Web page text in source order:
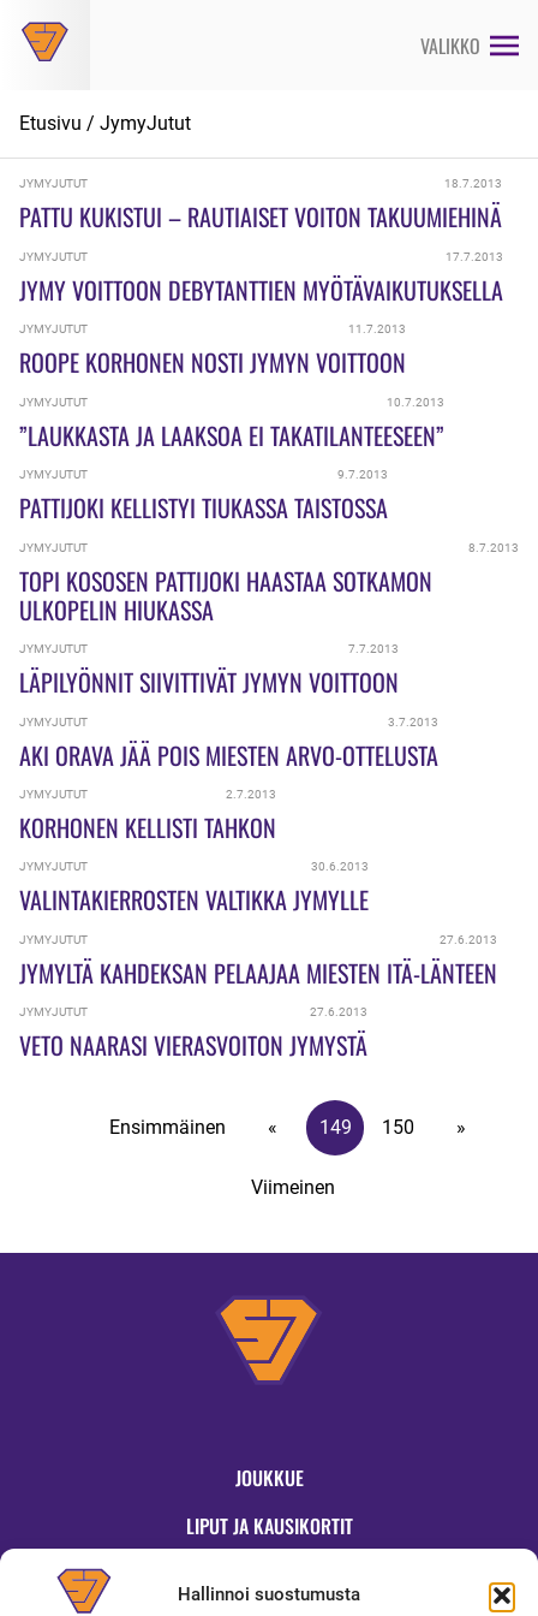
Hallinnoi suostumusta
suoraan
VALIKKO
Etusivu / JymyJutut
JYMYJUTUT 18.7.2013
PATTU KUKISTUI – RAUTIAISET VOITON TAKUUMIEHINÄ
JYMYJUTUT 17.7.2013
JYMY VOITTOON DEBYTANTTIEN MYÖTÄVAIKUTUKSELLA
JYMYJUTUT 11.7.2013
ROOPE KORHONEN NOSTI JYMYN VOITTOON
JYMYJUTUT 10.7.2013
”LAUKKASTA JA LAAKSOA EI TAKATILANTEESEEN”
JYMYJUTUT 9.7.2013
PATTIJOKI KELLISTYI TIUKASSA TAISTOSSA
JYMYJUTUT 8.7.2013
TOPI KOSOSEN PATTIJOKI HAASTAA SOTKAMON
ULKOPELIN HIUKASSA
JYMYJUTUT 7.7.2013
LÄPILYÖNNIT SIIVITTIVÄT JYMYN VOITTOON
JYMYJUTUT 3.7.2013
AKI ORAVA JÄÄ POIS MIESTEN ARVO-OTTELUSTA
JYMYJUTUT 2.7.2013
KORHONEN KELLISTI TAHKON
JYMYJUTUT 30.6.2013
VALINTAKIERROSTEN VALTIKKA JYMYLLE
JYMYJUTUT 27.6.2013
JYMYLTÄ KAHDEKSAN PELAAJAA MIESTEN ITÄ-LÄNTEEN
JYMYJUTUT 27.6.2013
VETO NAARASI VIERASVOITON JYMYSTÄ
Ensimmäinen « 149 150 »
Viimeinen
JOUKKUE
LIPUT JA KAUSIKORTIT